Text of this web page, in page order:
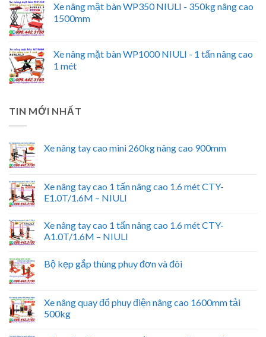
Xe nâng mặt bàn WP350 NIULI - 350kg nâng cao
1500mm
Xe nâng mặt bàn WP1000 NIULI - 1 tấn nâng cao
1 mét
TIN MỚI NHẤT
Xe nâng tay cao mini 260kg nâng cao 900mm
Xe nâng tay cao 1 tấn nâng cao 1.6 mét CTY-
E1.0T/1.6M – NIULI
Xe nâng tay cao 1 tấn nâng cao 1.6 mét CTY-
A1.0T/1.6M – NIULI
Bộ kẹp gắp thùng phuy đơn và đôi
Xe nâng quay đổ phuy điện nâng cao 1600mm tải
500kg